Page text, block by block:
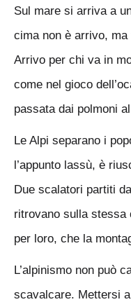
Sul mare si arriva a
cima non è arrivo,
Arrivo per chi va in
come nel gioco
passata dai polmoni
Le Alpi separano i
l’appunto lassù, è
Due scalatori partiti
ritrovano sulla stessa
per loro, che la
L’alpinismo non può
scavalcare. Mettersi